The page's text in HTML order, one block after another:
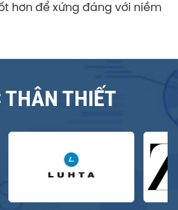
hơn để xứng đáng với niềm
THÂN THIẾT